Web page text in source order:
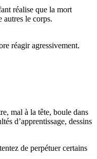
réalise que la mort
autres le corps.
réagir agressivement.
mal à la tête, boule dans
d’apprentissage, dessins
de perpétuer certains